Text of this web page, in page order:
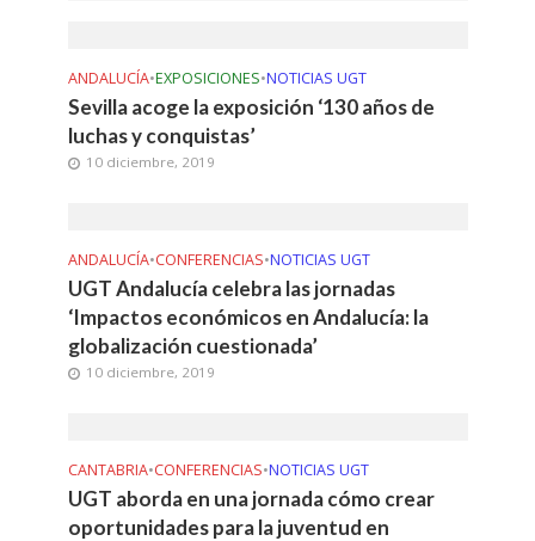
ANDALUCÍA•EXPOSICIONES•NOTICIAS UGT
Sevilla acoge la exposición ‘130 años de
luchas y conquistas’
10 diciembre, 2019
ANDALUCÍA•CONFERENCIAS•NOTICIAS UGT
UGT Andalucía celebra las jornadas
‘Impactos económicos en Andalucía: la
globalización cuestionada’
10 diciembre, 2019
CANTABRIA•CONFERENCIAS•NOTICIAS UGT
UGT aborda en una jornada cómo crear
oportunidades para la juventud en